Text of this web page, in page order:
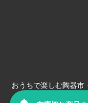
おうちで楽しむ陶器